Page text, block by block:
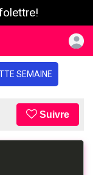
SEMAINE
Suivre